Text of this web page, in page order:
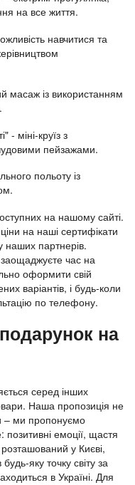
на все життя.
навчитися та
із використанням
- міні-круїз з
пейзажами.
польоту із
на нашому сайті.
на наші сертифікати
наших партнерів.
час на
оформити свій
варіантів, і будь-коли
по телефону.
на
серед інших
Наша пропозиція не
– ми пропонуємо
емоції, щастя
у Києві,
яку точку світу за
в Україні. Для